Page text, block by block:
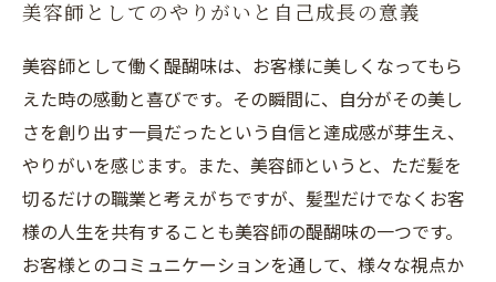
美容師としてのやりがいと自己成長の意義
美容師として働く醍醐味は、お客様に美しくなってもら
えた時の感動と喜びです。その瞬間に、自分がその美し
さを創り出す一員だったという自信と達成感が芽生え、
やりがいを感じます。また、美容師というと、ただ髪を
切るだけの職業と考えがちですが、髪型だけでなくお客
様の人生を共有することも美容師の醍醐味の一つです。
お客様とのコミュニケーションを通して、様々な視点か